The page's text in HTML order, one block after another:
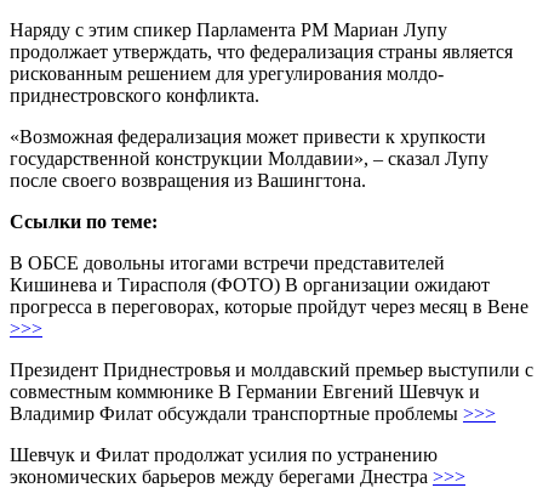
Наряду с этим спикер Парламента РМ Мариан Лупу
продолжает утверждать, что федерализация страны является
рискованным решением для урегулирования молдо-
приднестровского конфликта.
«Возможная федерализация может привести к хрупкости
государственной конструкции Молдавии», – сказал Лупу
после своего возвращения из Вашингтона.
Ссылки по теме:
В ОБСЕ довольны итогами встречи представителей
Кишинева и Тирасполя (ФОТО) В организации ожидают
прогресса в переговорах, которые пройдут через месяц в Вене
>>>
Президент Приднестровья и молдавский премьер выступили с
совместным коммюнике В Германии Евгений Шевчук и
Владимир Филат обсуждали транспортные проблемы >>>
Шевчук и Филат продолжат усилия по устранению
экономических барьеров между берегами Днестра >>>